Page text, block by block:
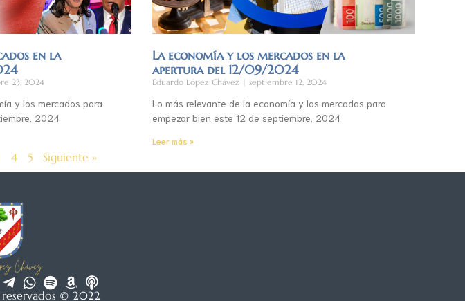
en la
23, 2024
y los mercados para
2024
La economía y los mercados en la
apertura del 12/09/2024
Eduardo López Chávez septiembre 12, 2024
Lo más relevante de la economía y los mercados para
empezar bien este 12 de septiembre, 2024
Leer más »
4 5 Siguiente »
© 2022